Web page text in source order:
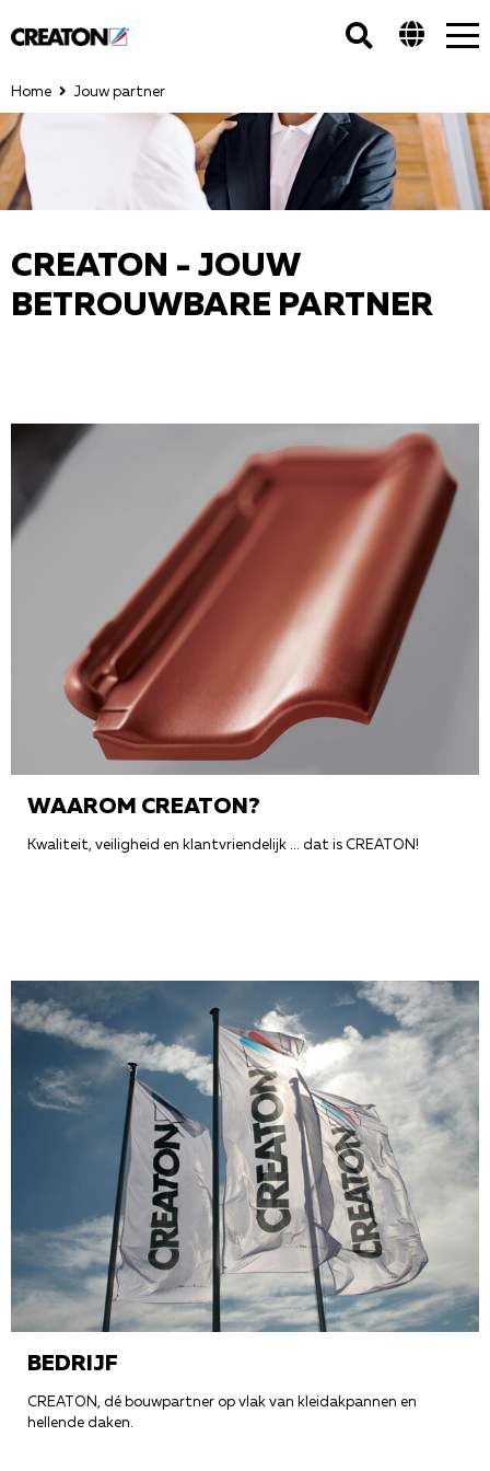
Home Jouw partner
CREATON - JOUW
BETROUWBARE PARTNER
WAAROM CREATON?
Kwaliteit, veiligheid en klantvriendelijk … dat is CREATON!
BEDRIJF
CREATON, dé bouwpartner op vlak van kleidakpannen en
hellende daken.